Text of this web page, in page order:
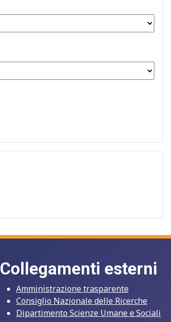
Collegamenti esterni
Amministrazione trasparente
Consiglio Nazionale delle Ricerche
Dipartimento Scienze Umane e Sociali